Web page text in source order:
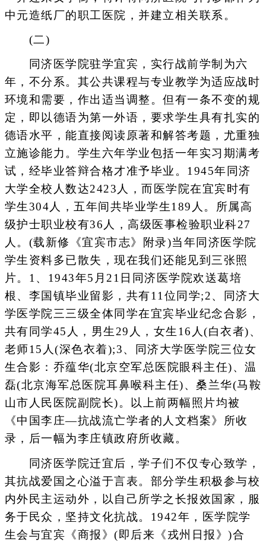
中元造纸厂的职工医院，并建立相关联系。
(二)
同济医学院驻学宜宾，实行战前学制为六
年，不分系。其公共课程与专业教学为适应战时
环境和需要，作出适当调整。但有一条不变的规
定，即以德语为第一外语，要求学生具有扎实的
德语水平，能直接阅读原著和解答考题，尤重独
立施诊能力。学生六年学业包括一年实习期满考
试，经毕业答辩合格才准予毕业。1945年同济
大学全校人数达2423人，而医学院在宜宾时有
学生304人，五年间共毕业学生189人。所属高
级护士职业校有36人，高级医事检验职业科27
人。(载新修《宜宾市志》附录)当年同济医学院
学生资料多已散失，现在我们还能见到三张照
片。1、1943年5月21日同济医学院欢送葛培
根、李国镇毕业留影，共有11位同学;2、同济大
学医学院三三级全体同学在宜宾毕业纪念合影，
共有同学45人，男生29人，女生16人(白衣者)、
老师15人(深色衣着);3、同济大学医学院三位女
生合影：乔蕴华(北京空军总医院眼科主任)、温
磊(北京海军总医院耳鼻喉科主任)、桑兰华(马鞍
山市人民医院副院长)。以上前两幅照片均被
《中国李庄—抗战流亡学者的人文档案》所收
录，后一幅为李庄镇政府所收藏。
同济医学院迁宜后，学子们不仅专心致学，
其抗战爱国之心溢于言表。部分学生积极参与校
内外民主运动外，以自己所学之长报效国家，服
务于民众，坚持文化抗战。1942年，医学院学
生会与宜宾《商报》(即后来《戎州日报》)合